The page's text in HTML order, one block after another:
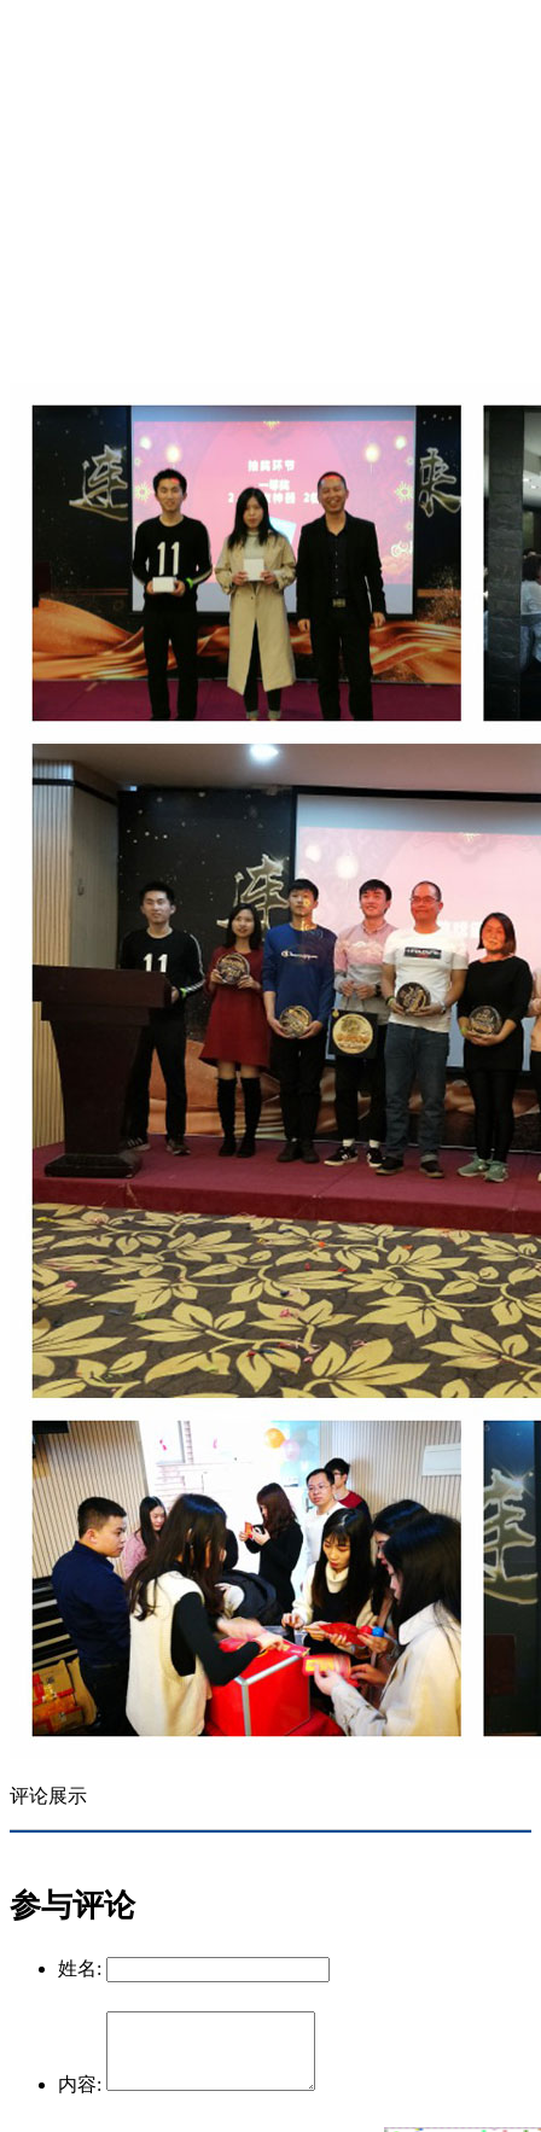
评论展示
参与评论
姓名:
内容: